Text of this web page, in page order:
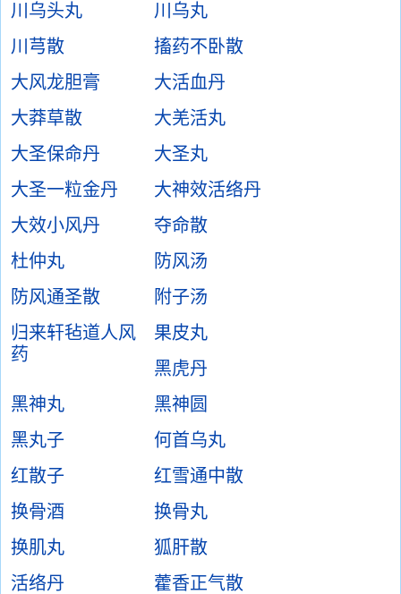
川乌头丸
川乌丸
川芎散
搐药不卧散
大风龙胆膏
大活血丹
大莽草散
大羌活丸
大圣保命丹
大圣丸
大圣一粒金丹
大神效活络丹
大效小风丹
夺命散
杜仲丸
防风汤
防风通圣散
附子汤
归来轩毡道人风
药
果皮丸
黑虎丹
黑神丸
黑神圆
黑丸子
何首乌丸
红散子
红雪通中散
换骨酒
换骨丸
换肌丸
狐肝散
活络丹
藿香正气散